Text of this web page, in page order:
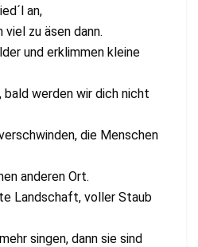
an,
viel zu äsen dann.
und erklimmen kleine
werden wir dich nicht
die Menschen
anderen Ort.
Landschaft, voller Staub
singen, dann sie sind